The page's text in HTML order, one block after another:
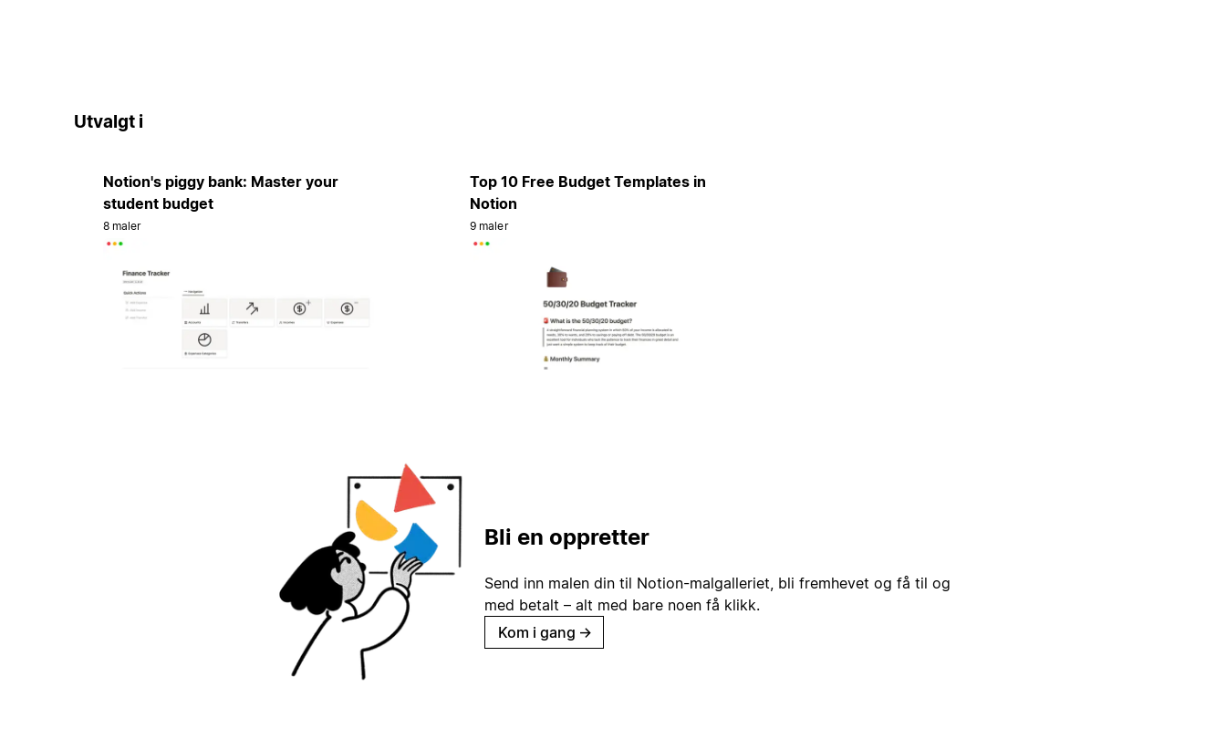
Utvalgt i
Notion's piggy bank: Master your
student budget
8 maler
Top 10 Free Budget Templates in
Notion
9 maler
Bli en oppretter
Send inn malen din til Notion-malgalleriet, bli fremhevet og få til og
med betalt – alt med bare noen få klikk.
Kom i gang →